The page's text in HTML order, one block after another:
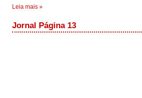
Leia mais »
Jornal Página 13